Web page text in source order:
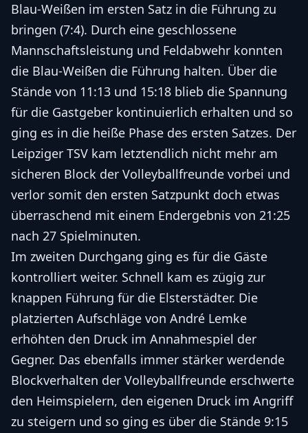
Blau-Weißen im ersten Satz in die Führung zu
bringen (7:4). Durch eine geschlossene
Mannschaftsleistung und Feldabwehr konnten
die Blau-Weißen die Führung halten. Über die
Stände von 11:13 und 15:18 blieb die Spannung
für die Gastgeber kontinuierlich erhalten und so
ging es in die heiße Phase des ersten Satzes. Der
Leipziger TSV kam letztendlich nicht mehr am
sicheren Block der Volleyballfreunde vorbei und
verlor somit den ersten Satzpunkt doch etwas
überraschend mit einem Endergebnis von 21:25
nach 27 Spielminuten.
Im zweiten Durchgang ging es für die Gäste
kontrolliert weiter. Schnell kam es zügig zur
knappen Führung für die Elsterstädter. Die
platzierten Aufschläge von André Lemke
erhöhten den Druck im Annahmespiel der
Gegner. Das ebenfalls immer stärker werdende
Blockverhalten der Volleyballfreunde erschwerte
den Heimspielern, den eigenen Druck im Angriff
zu steigern und so ging es über die Stände 9:15